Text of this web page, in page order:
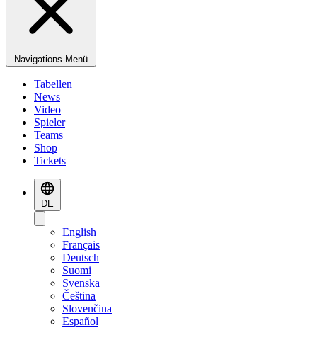
Navigations-Menü
Tabellen
News
Video
Spieler
Teams
Shop
Tickets
DE
English
Français
Deutsch
Suomi
Svenska
Čeština
Slovenčina
Español